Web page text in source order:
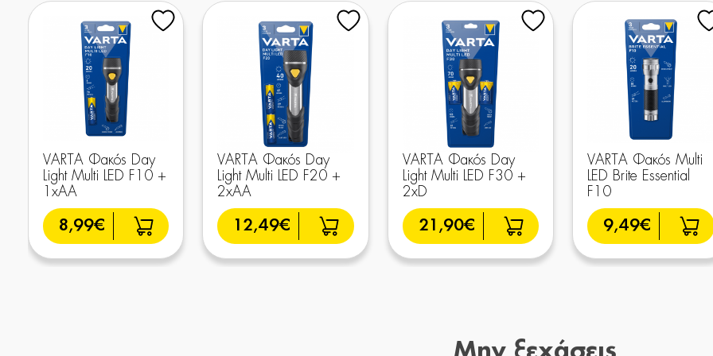
VARTA Φακός Day
Light Multi LED F10 +
1xAA
8,99€
VARTA Φακός Day
Light Multi LED F20 +
2xAA
12,49€
VARTA Φακός Day
Light Multi LED F30 +
2xD
21,90€
VARTA Φακός Multi
LED Brite Essential
F10
9,49€